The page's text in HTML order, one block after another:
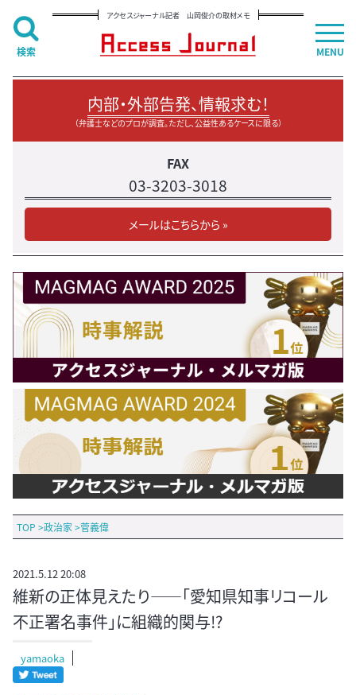
アクセスジャーナル記者 山岡俊介の取材メモ
内部・外部告発、情報求む！
（弁護士などのプロが調査。ただし、公益性あるケースに限る）
FAX
03-3203-3018
メールはこちらから »
TOP >政治家 >菅義偉
2021.5.12 20:08
維新の正体見えたり――「愛知県知事リコール
不正署名事件」に組織的関与!?
yamaoka
MENU
検索